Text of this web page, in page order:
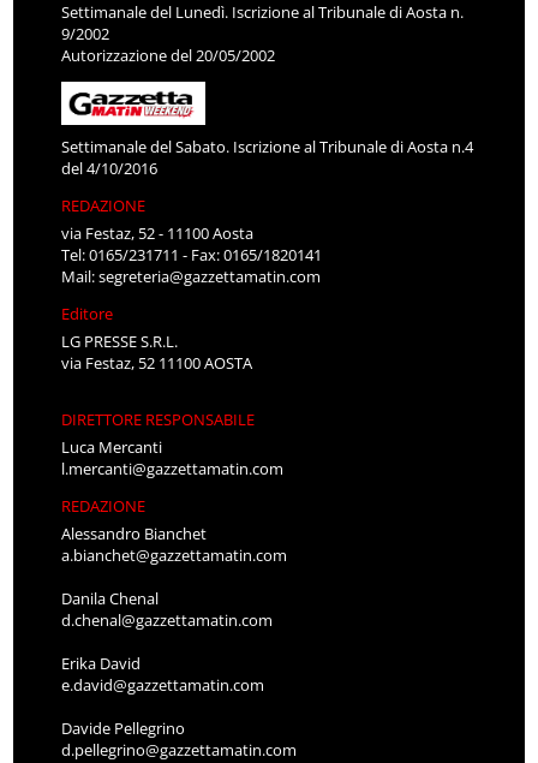
Settimanale del Lunedì. Iscrizione al Tribunale di Aosta n.
9/2002
Autorizzazione del 20/05/2002
Settimanale del Sabato. Iscrizione al Tribunale di Aosta n.4
del 4/10/2016
REDAZIONE
via Festaz, 52 - 11100 Aosta
Tel: 0165/231711 - Fax: 0165/1820141
Mail:segreteria@gazzettamatin.com
Editore
LG PRESSE S.R.L.
via Festaz, 52 11100 AOSTA
DIRETTORE RESPONSABILE
Luca Mercanti
l.mercanti@gazzettamatin.com
REDAZIONE
Alessandro Bianchet
a.bianchet@gazzettamatin.com
Danila Chenal
d.chenal@gazzettamatin.com
Erika David
e.david@gazzettamatin.com
Davide Pellegrino
d.pellegrino@gazzettamatin.com